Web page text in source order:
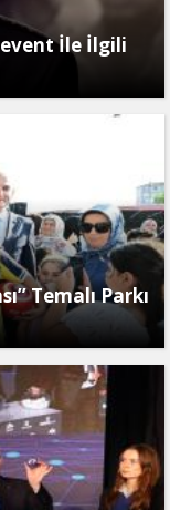
İle İlgili
Temalı Parkı